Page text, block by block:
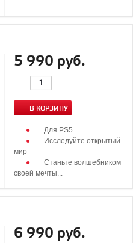
5 990 руб.
В КОРЗИНУ
Для PS5
Исследуйте открытый
мир
Станьте волшебником
своей мечты...
6 990 руб.